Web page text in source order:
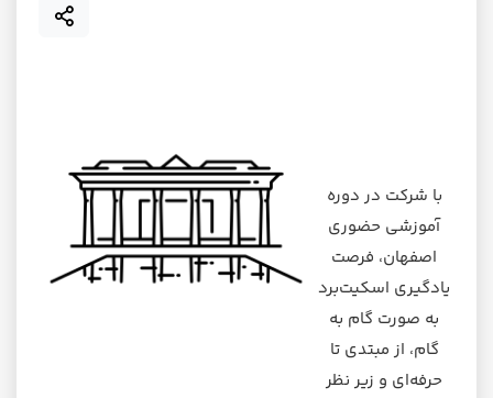
با شرکت در دوره
آموزشی حضوری
اصفهان، فرصت
یادگیری اسکیت‌برد
به صورت گام به
گام، از مبتدی تا
حرفه‌ای و زیر نظر